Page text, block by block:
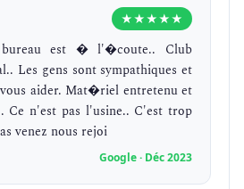
★★★★★
est � l'�coute.. Club
Les gens sont sympathiques et
aider. Mat�riel entretenu et
n'est pas l'usine.. C'est trop
venez nous rejoi
Google · Déc 2023